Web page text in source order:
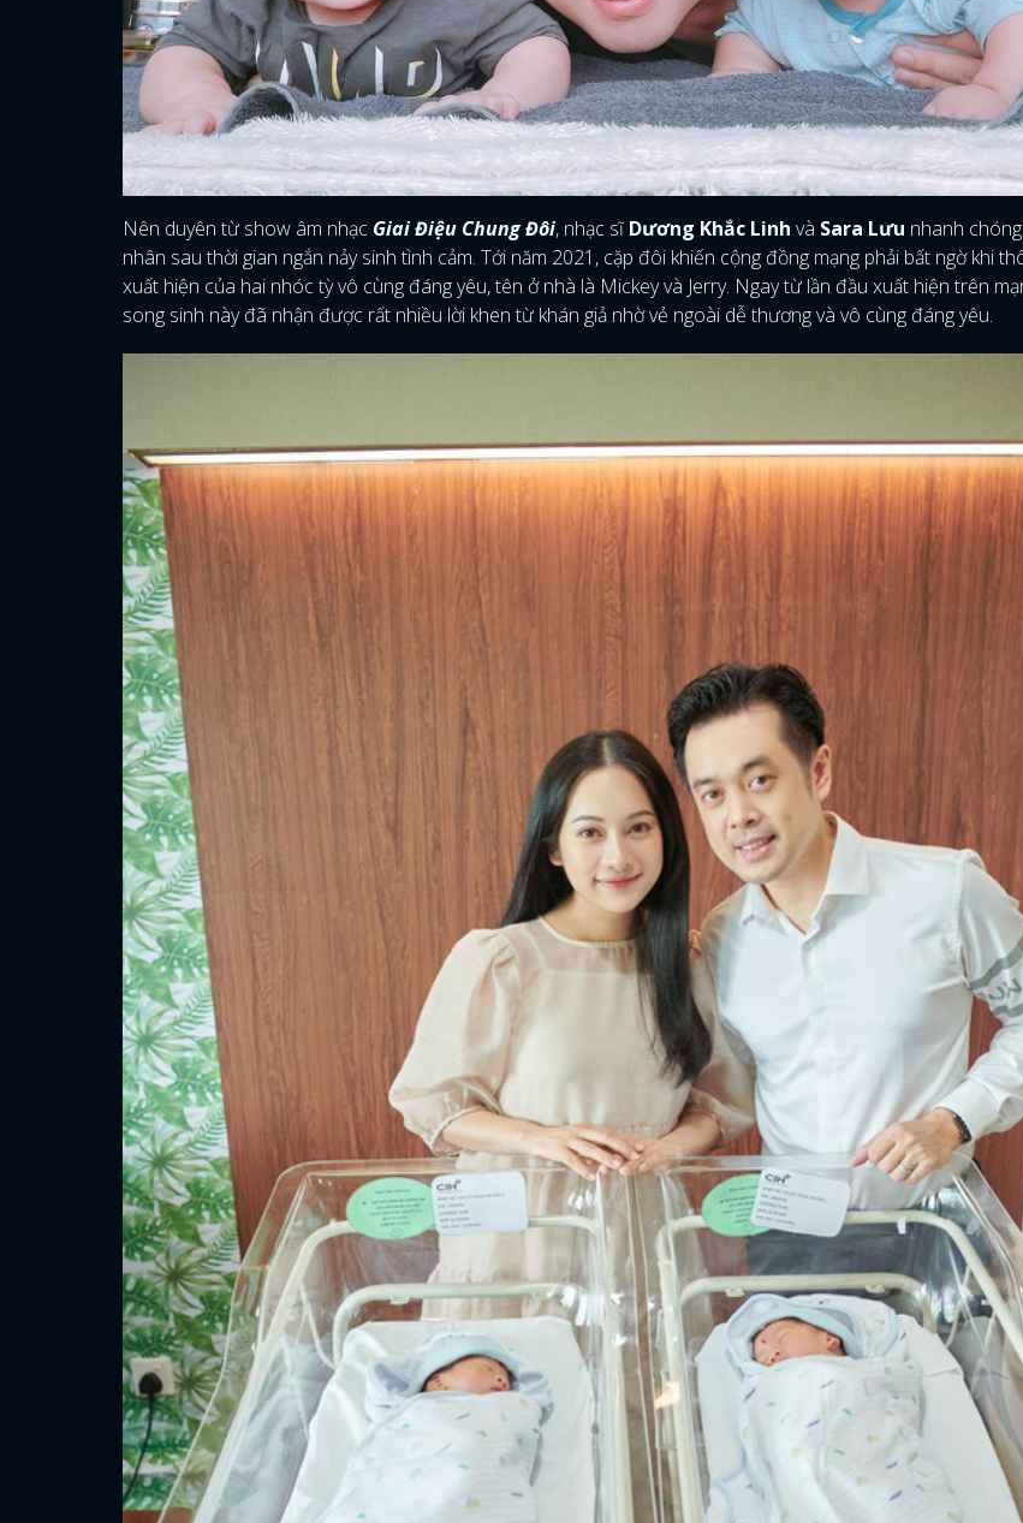
Nên duyên từ show âm nhạc Giai Điệu Chung Đôi, nhạc sĩDương Khắc Linh và Sara Lưu nhanh
nhân sau thời gian ngắn nảy sinh tình cảm. Tới năm 2021, cặp đôi khiến cộng đồng mạng phải bất ngờ khi
xuất hiện của hai nhóc tỳ vô cùng đáng yêu, tên ở nhà là Mickey và Jerry. Ngay từ lần đầu xuất hiện trên
song sinh này đã nhận được rất nhiều lời khen từ khán giả nhờ vẻ ngoài dễ thương và vô cùng đáng yêu.